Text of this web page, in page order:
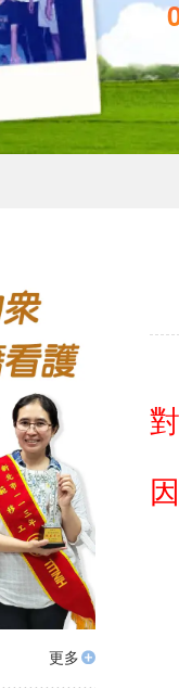
更多
2026-04-07
2024-05-22
2023-05-24
2023-05-24
2023-05-24
因